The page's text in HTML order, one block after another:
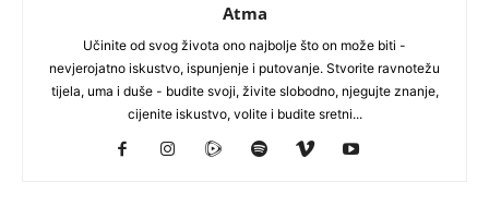
Atma
Učinite od svog života ono najbolje što on može biti -
nevjerojatno iskustvo, ispunjenje i putovanje. Stvorite ravnotežu
tijela, uma i duše - budite svoji, živite slobodno, njegujte znanje,
cijenite iskustvo, volite i budite sretni...